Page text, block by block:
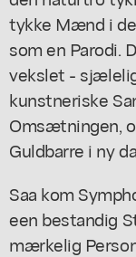
tykke Mænd i
som en Parodi.
vekslet -
kunstneriske
Omsætningen,
Guldbarre i ny
Saa kom
een bestandig
mærkelig